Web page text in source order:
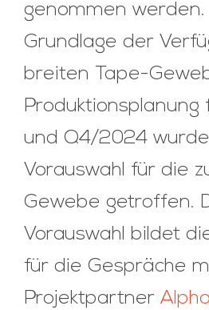
genommen
Grundlage der
breiten Tape-
und Q4/2024
Vorauswahl für die
Gewebe getroffen.
Vorauswahl bildet
für die Gespräche
Projektpartner